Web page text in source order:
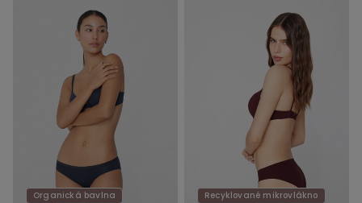
Organická bavlna
Recyklované mikrovlákno